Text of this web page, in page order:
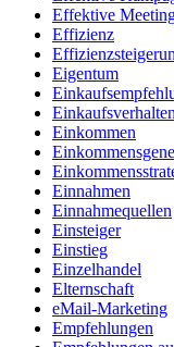
Effektive
Effizienz
Eigentum
Einkaufsverhalten
Einkommen
Einnahmen
Einnahmequellen
Einsteiger
Einstieg
Einzelhandel
Elternschaft
eMail-Marketing
Empfehlungen